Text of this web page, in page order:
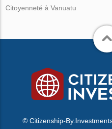
Citoyenneté à Vanuatu
© Citizenship-